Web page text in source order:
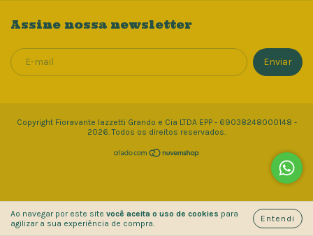
Ao navegar por este site você aceita o uso de cookies para
agilizar a sua experiência de compra.
Entendi
Assine nossa newsletter
Copyright Fioravante Iazzetti Grando e Cia LTDA EPP - 69038248000148 -
2026. Todos os direitos reservados.